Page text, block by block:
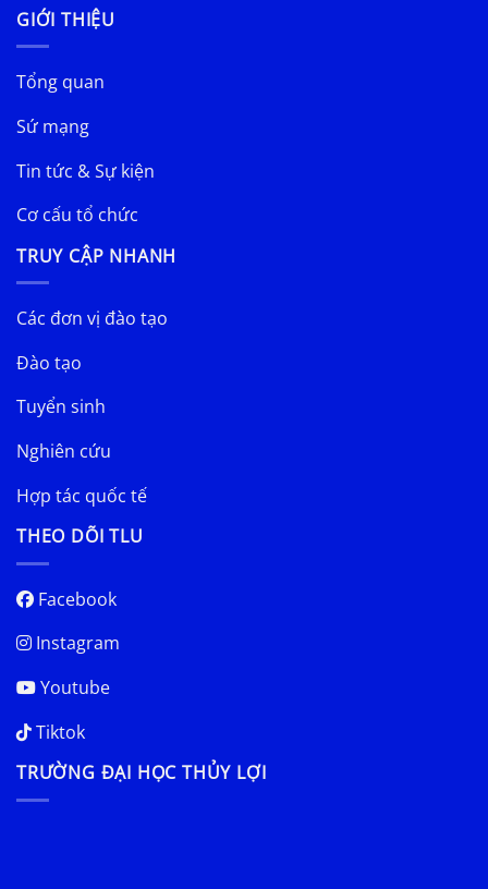
GIỚI THIỆU
Tổng quan
Sứ mạng
Tin tức & Sự kiện
Cơ cấu tổ chức
TRUY CẬP NHANH
Các đơn vị đào tạo
Đào tạo
Tuyển sinh
Nghiên cứu
Hợp tác quốc tế
THEO DÕI TLU
Facebook
Instagram
Youtube
Tiktok
TRƯỜNG ĐẠI HỌC THỦY LỢI